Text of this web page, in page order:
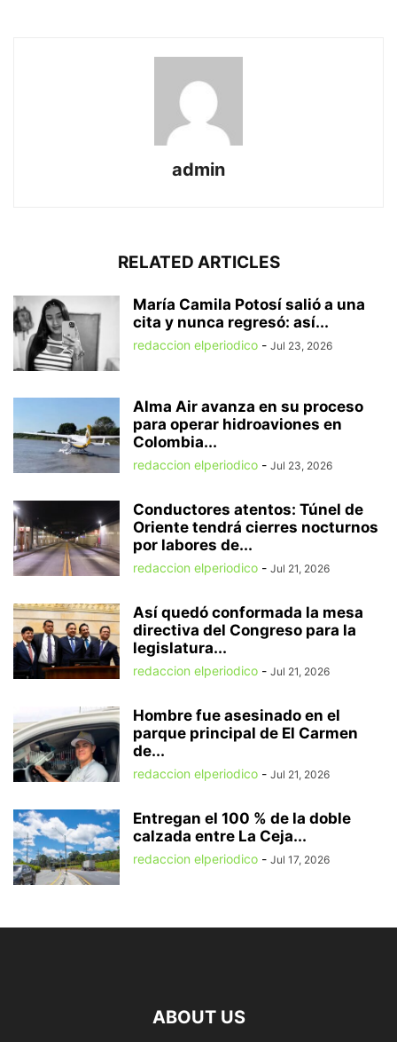
admin
RELATED ARTICLES
María Camila Potosí salió a una
cita y nunca regresó: así...
redaccion elperiodico - Jul 23, 2026
Alma Air avanza en su proceso
para operar hidroaviones en
Colombia...
redaccion elperiodico - Jul 23, 2026
Conductores atentos: Túnel de
Oriente tendrá cierres nocturnos
por labores de...
redaccion elperiodico - Jul 21, 2026
Así quedó conformada la mesa
directiva del Congreso para la
legislatura...
redaccion elperiodico - Jul 21, 2026
Hombre fue asesinado en el
parque principal de El Carmen
de...
redaccion elperiodico - Jul 21, 2026
Entregan el 100 % de la doble
calzada entre La Ceja...
redaccion elperiodico - Jul 17, 2026
ABOUT US